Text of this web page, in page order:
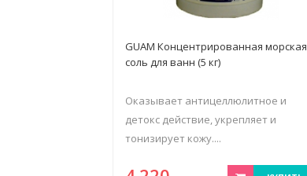
GUAM Концентрированная морская
соль для ванн (5 кг)
Оказывает антицеллюлитное и
детокс действие, укрепляет и
тонизирует кожу....